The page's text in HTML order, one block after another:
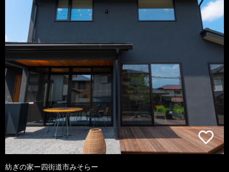
紡ぎの家ー四街道市みそらー